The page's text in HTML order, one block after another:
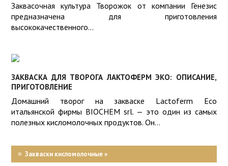
Заквасочная культура Творожок от компании Генезис
предназначена для приготовления
высококачественного...
ЗАКВАСКА ДЛЯ ТВОРОГА ЛАКТОФЕРМ ЭКО: ОПИСАНИЕ,
ПРИГОТОВЛЕНИЕ
Домашний творог на закваске Lactoferm Eco
итальянской фирмы BIOCHEM srl. — это один из самых
полезных кисломолочных продуктов. Он...
≡ Закваски кисломолочные »